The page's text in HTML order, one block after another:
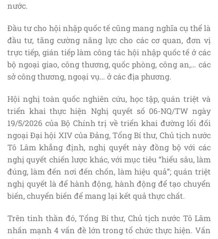
nước.
Đầu tư cho hội nhập quốc tế cũng mang nghĩa cụ thể là
đầu tư, tăng cường năng lực cho các cơ quan, đơn vị
trực tiếp, gián tiếp làm công tác hội nhập quốc tế ở các
bộ ngoại giao, công thương, quốc phòng, công an,… các
sở công thương, ngoại vụ… ở các địa phương.
Hội nghị toàn quốc nghiên cứu, học tập, quán triệt và
triển khai thực hiện Nghị quyết số 06-NQ/TW ngày
19/5/2026 của Bộ Chính trị về triển khai đường lối đối
ngoại Đại hội XIV của Đảng, Tổng Bí thư, Chủ tịch nước
Tô Lâm khẳng định, nghị quyết này đồng bộ với các
nghị quyết chiến lược khác, với mục tiêu “hiểu sâu, làm
đúng, làm đến nơi đến chốn, làm hiệu quả”; quán triệt
nghị quyết là để hành động, hành động để tạo chuyển
biến, chuyển biến để mang lại kết quả thực chất.
Trên tinh thần đó, Tổng Bí thư, Chủ tịch nước Tô Lâm
nhấn mạnh 4 vấn đề lớn trong tổ chức thực hiện. Vấn